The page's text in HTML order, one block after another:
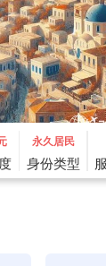
列的投资计划
其他资产，从
供了一个相对
一个受欢迎的
间，是一个交
使得希腊成为
永久居民
身份类型